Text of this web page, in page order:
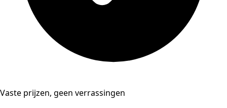
Vaste prijzen, geen verrassingen